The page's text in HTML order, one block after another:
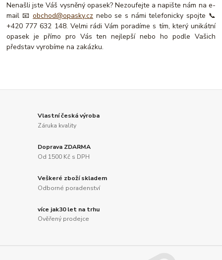
Nenašli jste Váš vysněný opasek? Nezoufejte a napište nám na e-
mail 📧obchod@opasky.cz nebo se s námi telefonicky spojte 📞
+420 777 632 148. Velmi rádi Vám poradíme s tím, který unikátní
opasek je přímo pro Vás ten nejlepší nebo ho podle Vašich
představ vyrobíme na zakázku.
Vlastní česká výroba
Záruka kvality
Doprava ZDARMA
Od 1500 Kč s DPH
Veškeré zboží skladem
Odborné poradenství
více jak30 let na trhu
Ověřený prodejce